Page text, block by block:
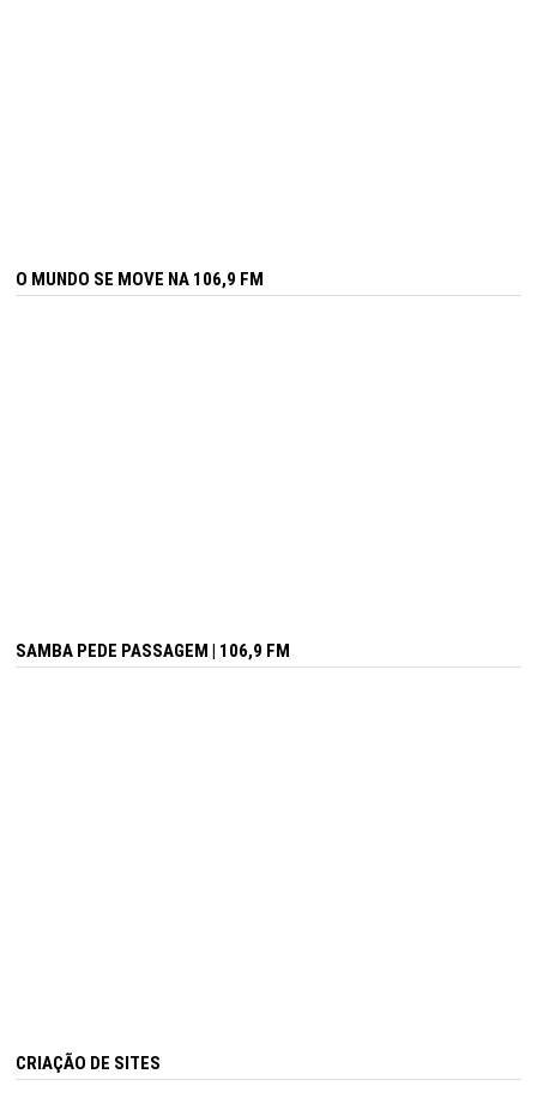
O MUNDO SE MOVE NA 106,9 FM
SAMBA PEDE PASSAGEM | 106,9 FM
CRIAÇÃO DE SITES